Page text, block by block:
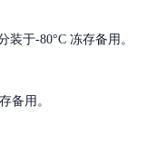
于-80°C 冻存备用。
备用。